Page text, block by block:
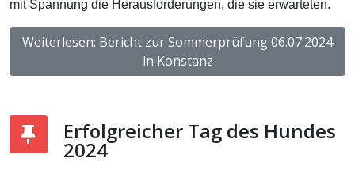
mit Spannung die Herausforderungen, die sie erwarteten.
Weiterlesen: Bericht zur Sommerprüfung 06.07.2024
in Konstanz
Erfolgreicher Tag des Hundes
2024